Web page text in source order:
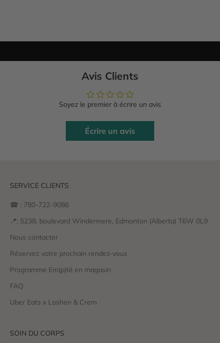
Avis Clients
Soyez le premier à écrire un avis
Écrire un avis
SERVICE CLIENTS
☎ : 780-722-9086
📍: 5238, boulevard Windermere, Edmonton (Alberta) T6W 0L9
Nous contacter
Réservez votre prochain rendez-vous
Programme Em(p)tē en magasin
FAQ
Uber Eats x Loshen & Crem
SOIN DU CORPS